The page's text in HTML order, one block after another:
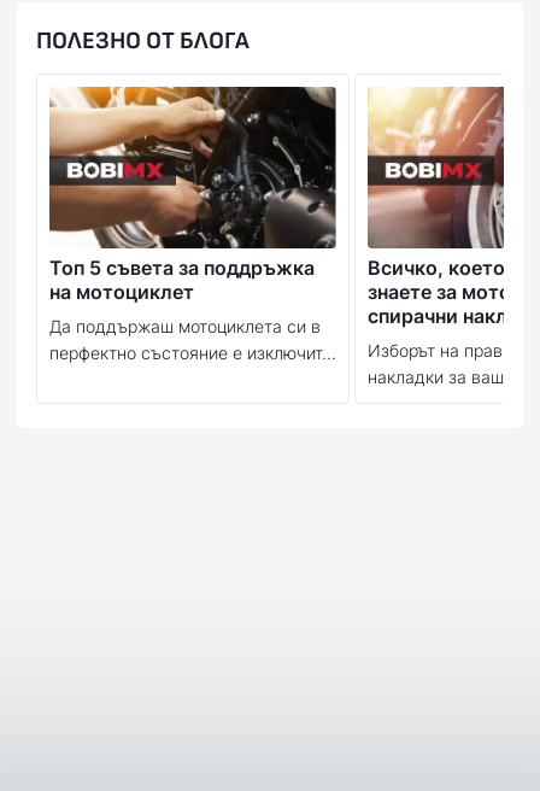
ПОЛЕЗНО ОТ БЛОГА
Топ 5 съвета за поддръжка
на мотоциклет
Да поддържаш мотоциклета си в
перфектно състояние е изключит...
Всичко, което
знаете за
спирачни
Изборът на
накладки за вашия